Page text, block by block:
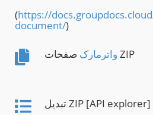
(https://
document/)
واترمارک صفحات ZIP
تبدیل ZIP [API explorer]